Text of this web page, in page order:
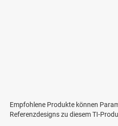
Empfohlene Produkte können
Referenzdesigns zu diesem TI-